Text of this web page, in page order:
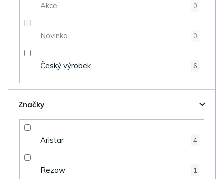
Akce 0
Novinka 0
Český výrobek 6
Značky
Aristar 4
Rezaw 1